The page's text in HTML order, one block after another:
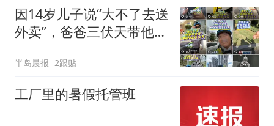
因14岁儿子说“大不了去送
外卖”，爸爸三伏天带他当
半岛晨报 2跟贴
工厂里的暑假托管班